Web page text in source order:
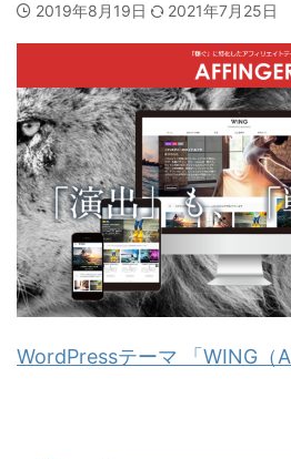
2019年8月19日 2021年7月25日
WordPressテーマ 「WING（